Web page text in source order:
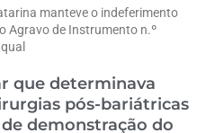
manteve o indeferimento
Agravo de Instrumento n.º
que determinava
pós-bariátricas
demonstração do